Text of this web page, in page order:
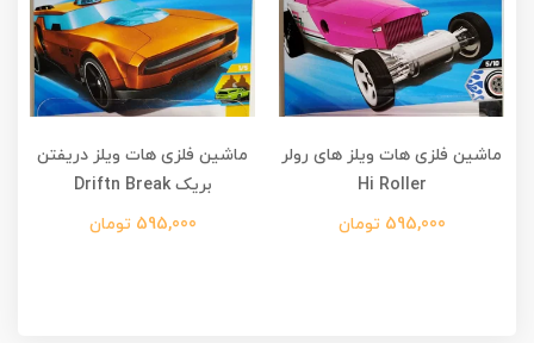
ماشین فلزی هات ویلز های رولر
Hi Roller
595,000 تومان
ماشین فلزی هات ویلز دریفتن
بریک Driftn Break
595,000 تومان